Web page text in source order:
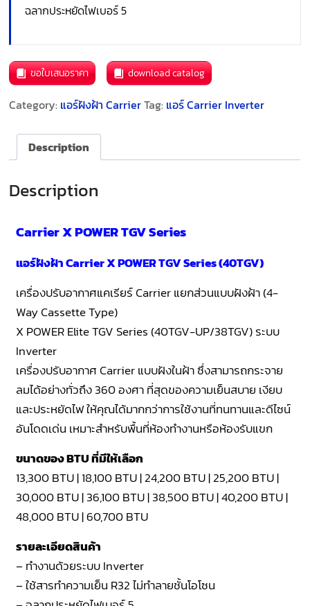
ฉลากประหยัดไฟเบอร์ 5
ขอใบเสนอราคา download catalog
Category: แอร์ฝังฝ้า CarrierTag: แอร์ Carrier Inverter
Description
Description
Carrier X POWER TGV Series
แอร์ฝังฝ้า Carrier X POWER TGV Series (40TGV)
เครื่องปรับอากาศแคเรียร์ Carrier แยกส่วนแบบฝังฝ้า (4-
Way Cassette Type)
X POWER Elite TGV Series (40TGV-UP/38TGV) ระบบ
Inverter
เครื่องปรับอากาศ Carrier แบบฝังในฝ้า ซึ่งสามารถกระจาย
ลมได้อย่างทั่วถึง 360 องศา ที่สุดของความเย็นสบาย เงียบ
และประหยัดไฟ ให้คุณได้มากกว่าการใช้งานที่ทนทานและดีไซน์
อันโดดเด่น เหมาะสำหรับพื้นที่ห้องทำงานหรือห้องรับแขก
ขนาดของ BTU ที่มีให้เลือก
13,300 BTU | 18,100 BTU | 24,200 BTU | 25,200 BTU |
30,000 BTU | 36,100 BTU | 38,500 BTU | 40,200 BTU |
48,000 BTU | 60,700 BTU
รายละเอียดสินค้า
– ทำงานด้วยระบบ Inverter
– ใช้สารทำความเย็น R32 ไม่ทำลายชั้นโอโซน